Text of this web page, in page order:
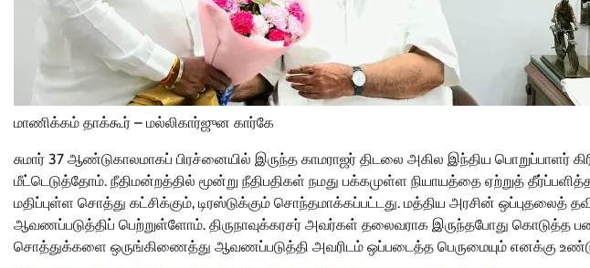
மாணிக்கம் தாக்கூர் – மல்லிகார்ஜுன கார்கே
சுமார் 37 ஆண்டுகாலமாகப் பிரச்னையில் இருந்த காமராஜர் திடலை அகில இந்திய பொறுப்பாளர்
மீட்டெடுத்தோம். நீதிமன்றத்தில் மூன்று நீதிபதிகள் நமது பக்கமுள்ள நியாயத்தை ஏற்றுத்
மதிப்புள்ள சொத்து கட்சிக்கும், டிரஸ்டுக்கும் சொந்தமாக்கப்பட்டது. மத்திய அரசின் ஒப்புதலைத்
ஆவணப்படுத்திப் பெற்றுள்ளோம். திருநாவுக்கரசர் அவர்கள் தலைவராக இருந்தபோது கொடுத்த
சொத்துக்களை ஒருங்கிணைத்து ஆவணப்படுத்தி அவரிடம் ஒப்படைத்த பெருமையும் எனக்கு